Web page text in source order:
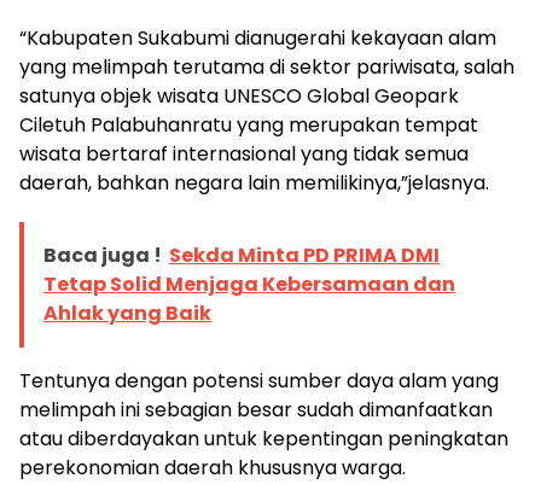
“Kabupaten Sukabumi dianugerahi kekayaan alam
yang melimpah terutama di sektor pariwisata, salah
satunya objek wisata UNESCO Global Geopark
Ciletuh Palabuhanratu yang merupakan tempat
wisata bertaraf internasional yang tidak semua
daerah, bahkan negara lain memilikinya,”jelasnya.
Baca juga ! Sekda Minta PD PRIMA DMI
Tetap Solid Menjaga Kebersamaan dan
Ahlak yang Baik
Tentunya dengan potensi sumber daya alam yang
melimpah ini sebagian besar sudah dimanfaatkan
atau diberdayakan untuk kepentingan peningkatan
perekonomian daerah khususnya warga.